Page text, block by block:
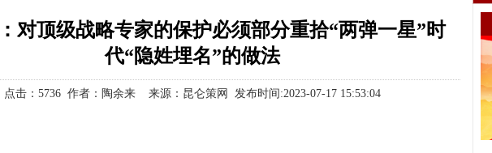
对顶级战略专家的保护必须部分重拾“两弹一星”时
代“隐姓埋名”的做法
点击： 5736 作者：陶余来 来源：昆仑策网 发布时间:2023-07-17 15:53:04